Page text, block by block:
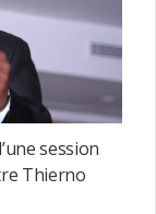
session
Thierno